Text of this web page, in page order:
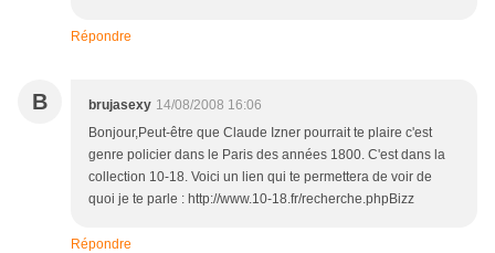
Répondre
B brujasexy 14/08/2008 16:06
Bonjour,Peut-être que Claude Izner pourrait te plaire c'est
genre policier dans le Paris des années 1800. C'est dans la
collection 10-18. Voici un lien qui te permettera de voir de
quoi je te parle : http://www.10-18.fr/recherche.phpBizz
Répondre